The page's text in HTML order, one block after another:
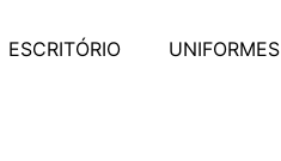
ESCRITÓRIO UNIFORMES